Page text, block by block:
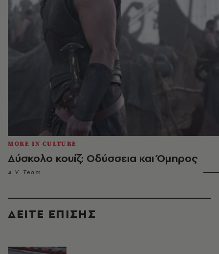
MORE IN CULTURE
Δύσκολο κουίζ: Οδύσσεια και Όμηρος
A.V. Team
ΔΕΙΤΕ ΕΠΙΣΗΣ